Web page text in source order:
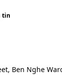
tin
Ben Nghe